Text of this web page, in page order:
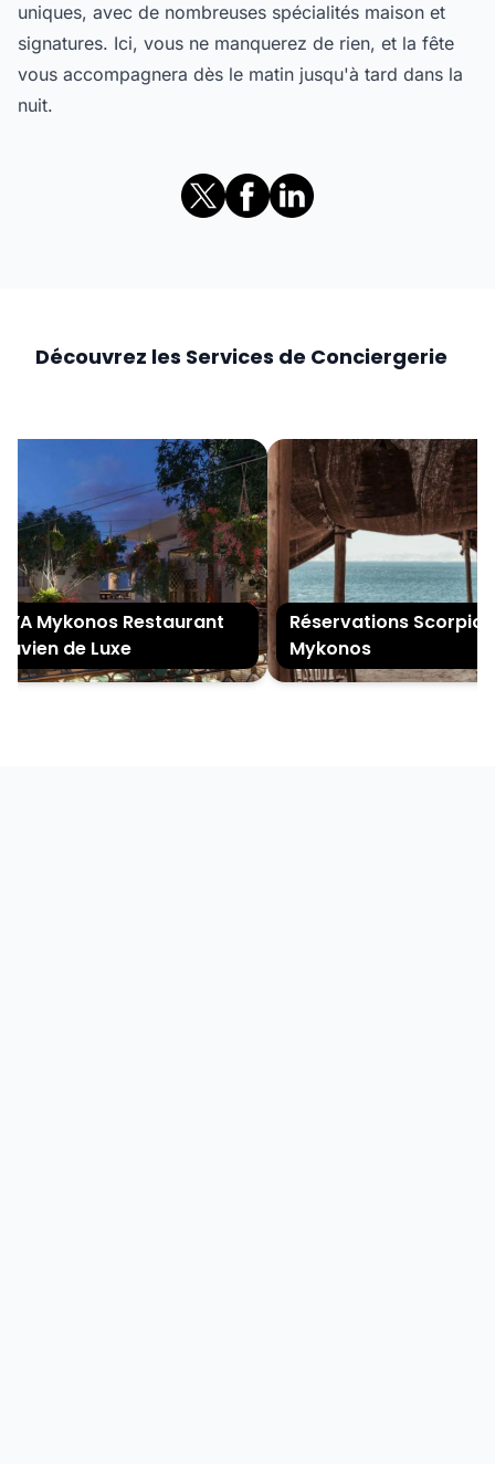
uniques, avec de nombreuses spécialités maison et
signatures. Ici, vous ne manquerez de rien, et la fête
vous accompagnera dès le matin jusqu'à tard dans la
nuit.
Découvrez les Services de Conciergerie
Mykonos Restaurant
de Luxe
Réservations Scorpios
Mykonos